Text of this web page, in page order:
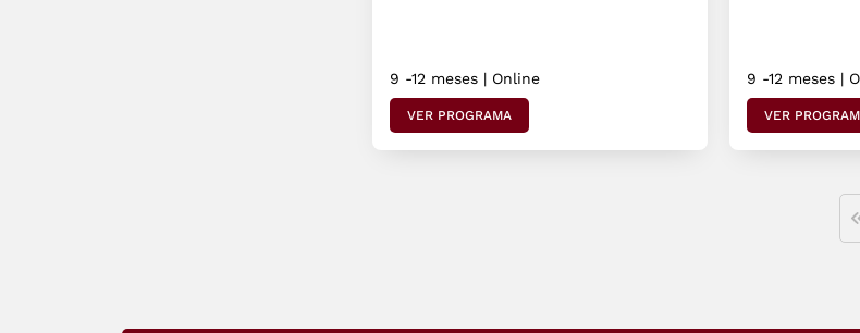
9 -12 meses | Online
VER PROGRAMA
9 -12 meses |
VER